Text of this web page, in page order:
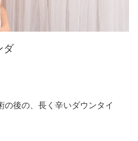
ダ
の後の、長く辛いダウンタイ